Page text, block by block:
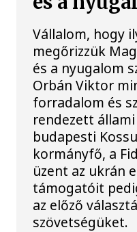
Vállalom, hogy
megőrizzük
és a nyugalom
Orbán Viktor
forradalom és
rendezett
budapesti
kormányfő, a
üzent az ukrán
támogatóit
az előző
szövetségüket.